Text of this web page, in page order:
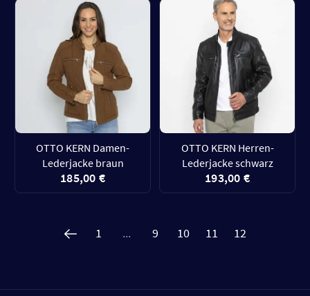
OTTO KERN Damen-
Lederjacke braun
185,00 €
OTTO KERN Herren-
Lederjacke schwarz
193,00 €
1 ... 9 10 11 12